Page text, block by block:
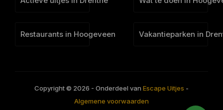
Restaurants in Hoogeveen Vakantieparken in
Copyright © 2026 - Onderdeel van Escape Uitjes -
Algemene voorwaarden